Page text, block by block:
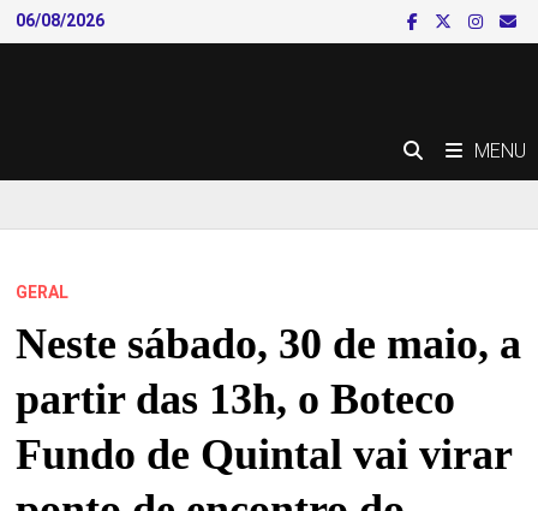
Skip
to
06/08/2026
MENU
GERAL
Neste sábado, 30 de maio, a
partir das 13h, o Boteco
Fundo de Quintal vai virar